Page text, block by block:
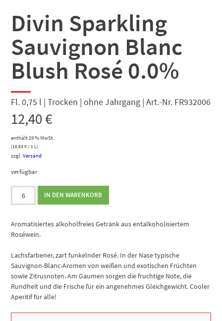
Divin Sparkling
Sauvignon Blanc
Blush Rosé 0.0%
Fl. 0,75 l | Trocken | ohne Jahrgang | Art.-Nr. FR932006
12,40€
enthält 19 % MwSt.
(16,53€/ 1 L)
zzgl.Versand
verfügbar
Divin
Sparkling
Blanc
Blush
0.0%
Menge
IN DEN WARENKORB
Aromatisiertes alkoholfreies Getränk aus entalkoholisiertem
Roséwein.
Lachsfarbener, zart funkelnder Rosé. In der Nase typische
Sauvignon-Blanc-Aromen von weißen und exotischen Früchten
sowie Zitrusnoten. Am Gaumen sorgen die fruchtige Note, die
Rundheit und die Frische für ein angenehmes Gleichgewicht. Cooler
Aperitif für alle!